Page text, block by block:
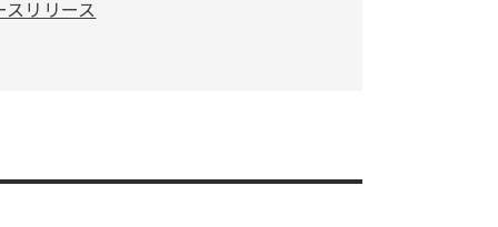
スリリース